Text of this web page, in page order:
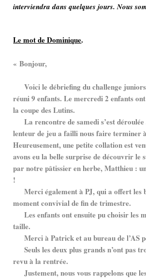
interviendra dans quelques jours. Nous
Le mot de Dominique.
« Bonjour,
Voici le débriefing du challenge juniors
réuni 9 enfants. Le mercredi 2 enfants
la coupe des Lutins.
La rencontre de samedi s’est déroulée
lenteur de jeu a failli nous faire terminer
Heureusement, une petite collation est
avons eu la belle surprise de découvrir le
par notre pâtissier en herbe, Matthieu :
!
Merci également à PJ, qui a offert les
moment convivial de fin de trimestre.
Les enfants ont ensuite pu choisir les
taille.
Merci à Patrick et au bureau de l’AS
Seuls les deux plus grands n’ont pas
revu à la rentrée.
Justement, nous vous rappelons que